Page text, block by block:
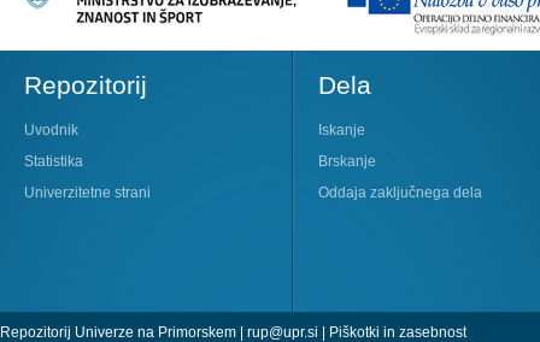
Repozitorij
Uvodnik
Statistika
Univerzitetne strani
Dela
Iskanje
Brskanje
Oddaja zaključnega dela
Repozitorij Univerze na Primorskem | rup@upr.si | Piškotki in zasebnost